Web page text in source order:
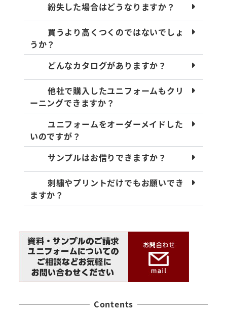
紛失した場合はどうなりますか？
買うより高くつくのではないでしょ
うか？
どんなカタログがありますか？
他社で購入したユニフォームもクリ
ーニングできますか？
ユニフォームをオーダーメイドした
いのですが？
サンプルはお借りできますか？
刺繍やプリントだけでもお願いでき
ますか？
Contents